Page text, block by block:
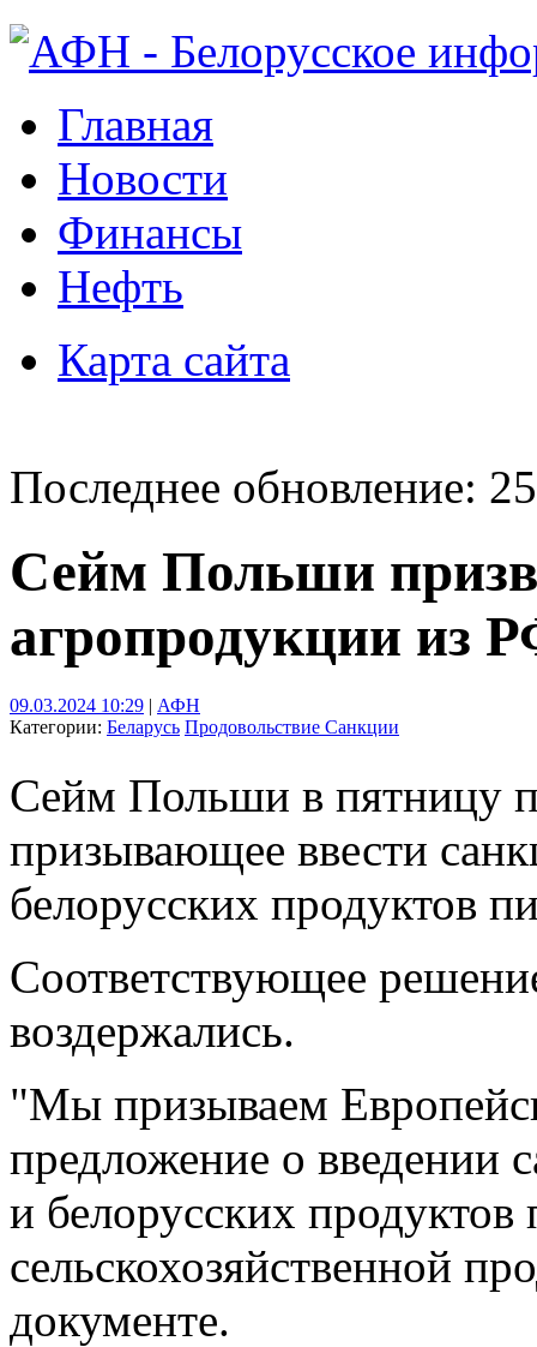
Главная
Новости
Финансы
Нефть
Карта сайта
Последнее обновление:
Сейм Польши
агропродукции из
09.03.2024 10:29 | АФН
Категории: Беларусь Продовольствие Санкции
Сейм Польши в пятницу
призывающее ввести
белорусских продуктов
Соответствующее
воздержались.
"Мы призываем
предложение о введении
и белорусских продуктов
сельскохозяйственной
документе.